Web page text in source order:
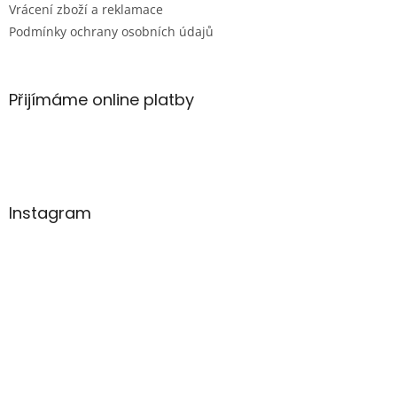
s
Vrácení zboží a reklamace
Podmínky ochrany osobních údajů
Přijímáme online platby
Instagram